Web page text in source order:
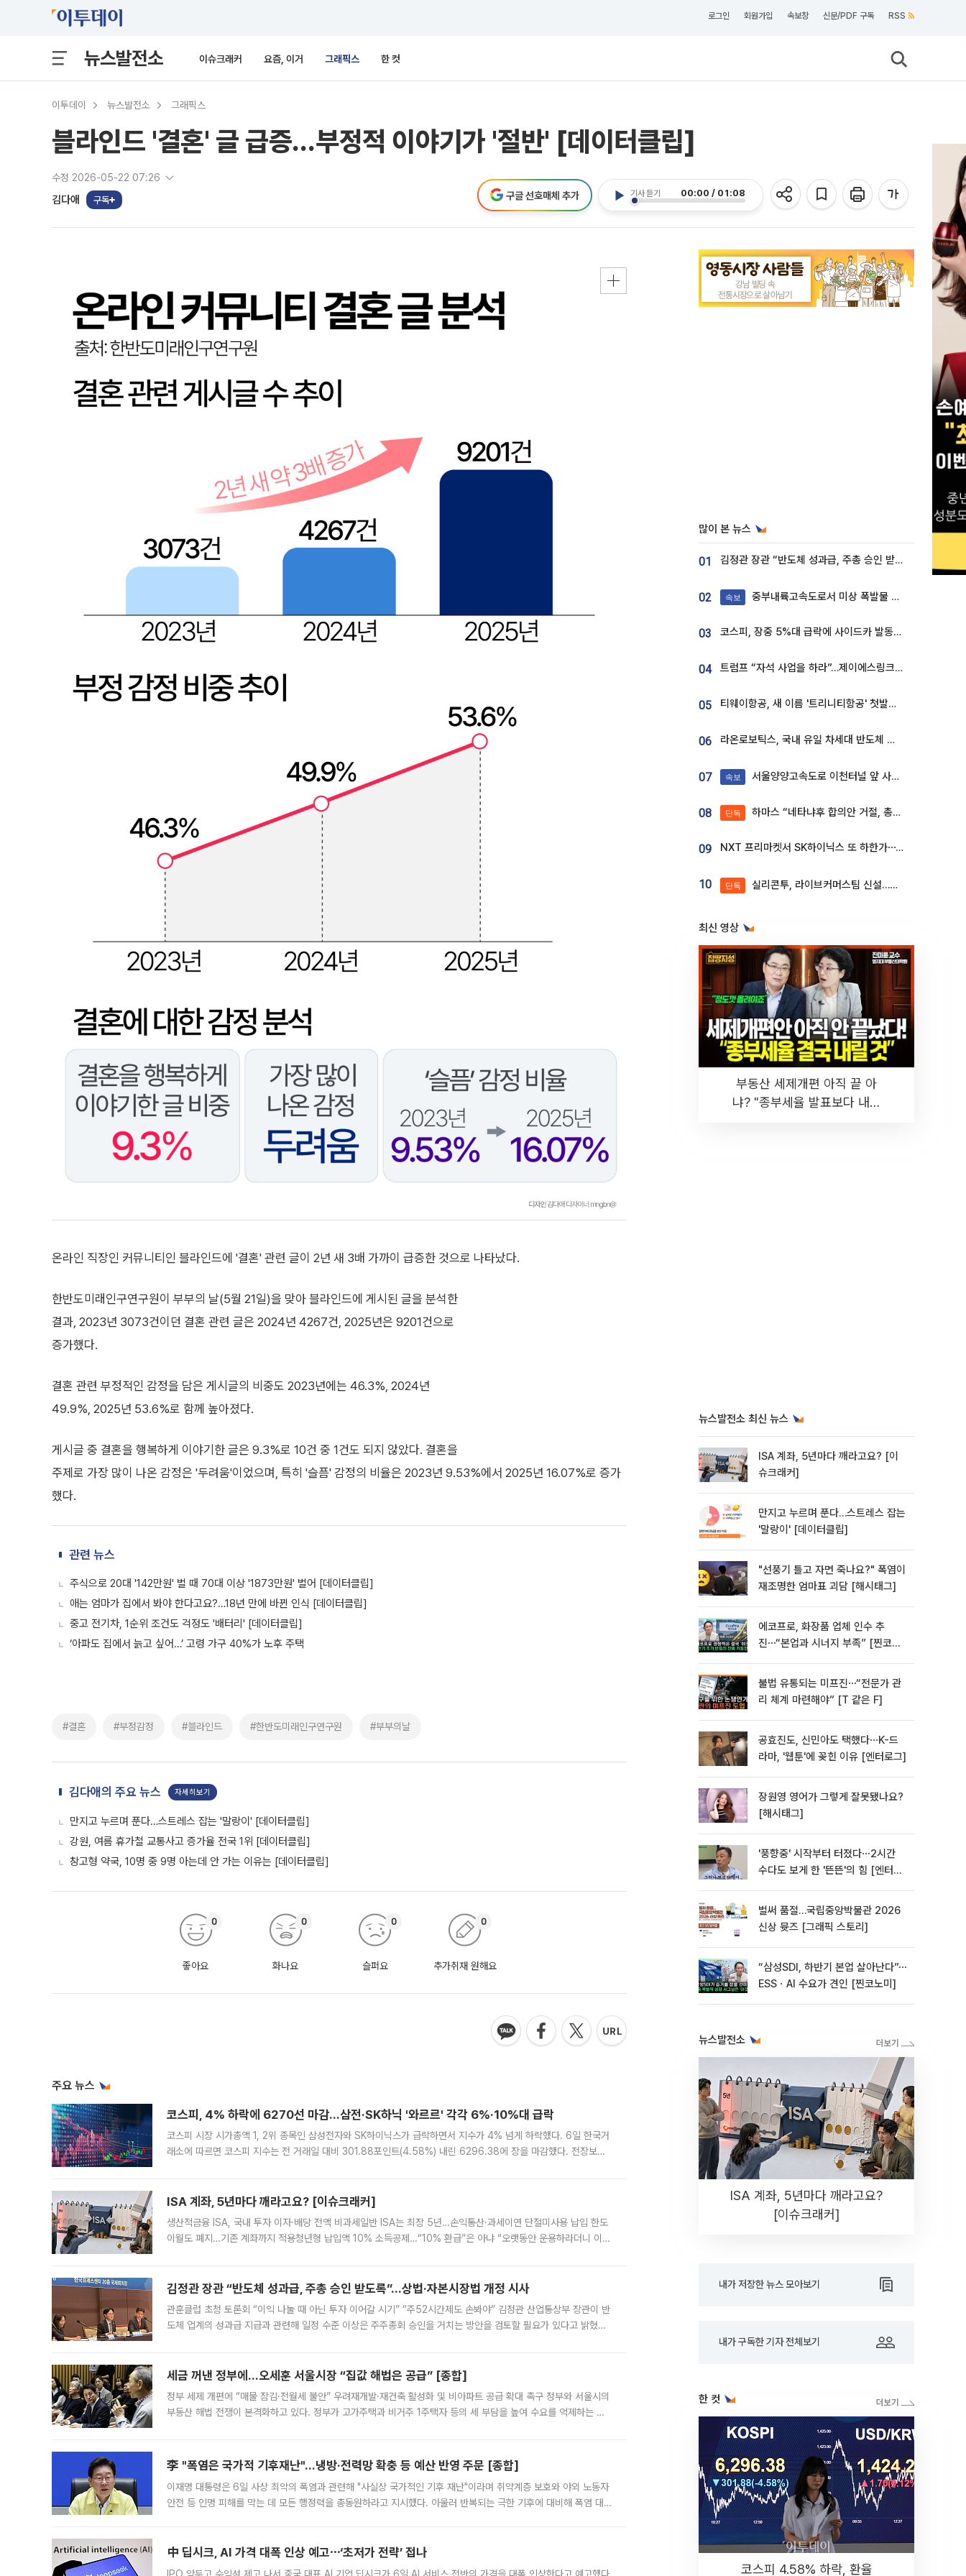
로그인 회원가입 속보창 신문/PDF 구독 RSS
뉴스발전소 이슈크래커 요즘, 이거 그래픽스 한 컷
이투데이 뉴스발전소 그래픽스
블라인드 '결혼' 글 급증…부정적 이야기가 '절반' [데이터클립]
수정 2026-05-22 07:26
김다애 구독
기사 듣기 00:00 / 01:08
구글 선호매체 추가
온라인 직장인 커뮤니티인 블라인드에 '결혼' 관련 글이 2년 새 3배 가까이 급증한 것으로 나타났다.
한반도미래인구연구원이 부부의 날(5월 21일)을 맞아 블라인드에 게시된 글을 분석한
결과, 2023년 3073건이던 결혼 관련 글은 2024년 4267건, 2025년은 9201건으로
증가했다.
결혼 관련 부정적인 감정을 담은 게시글의 비중도 2023년에는 46.3%, 2024년
49.9%, 2025년 53.6%로 함께 높아졌다.
게시글 중 결혼을 행복하게 이야기한 글은 9.3%로 10건 중 1건도 되지 않았다. 결혼을
주제로 가장 많이 나온 감정은 '두려움'이었으며, 특히 '슬픔' 감정의 비율은 2023년 9.53%에서 2025년 16.07%로 증가
했다.
관련 뉴스
주식으로 20대 '142만원' 벌 때 70대 이상 '1873만원' 벌어 [데이터클립]
애는 엄마가 집에서 봐야 한다고요?…18년 만에 바뀐 인식 [데이터클립]
중고 전기차, 1순위 조건도 걱정도 '배터리' [데이터클립]
‘아파도 집에서 늙고 싶어…’ 고령 가구 40%가 노후 주택
#결혼 #부정감정 #블라인드 #한반도미래인구연구원 #부부의날
김다애의 주요 뉴스 자세히보기
만지고 누르며 푼다…스트레스 잡는 '말랑이' [데이터클립]
강원, 여름 휴가철 교통사고 증가율 전국 1위 [데이터클립]
창고형 약국, 10명 중 9명 아는데 안 가는 이유는 [데이터클립]
좋아요
0
화나요
0
슬퍼요
0
추가취재 원해요
0
주요 뉴스
코스피, 4% 하락에 6270선 마감…삼전·SK하닉 '와르르' 각각 6%·10%대 급락
코스피 시장 시가총액 1, 2위 종목인 삼성전자와 SK하이닉스가 급락하면서 지수가 4% 넘게 하락했다. 6일 한국거
래소에 따르면 코스피 지수는 전 거래일 대비 301.88포인트(4.58%) 내린 6296.38에 장을 마감했다. 전장보다
ISA 계좌, 5년마다 깨라고요? [이슈크래커]
생산적금융 ISA, 국내 투자 이자·배당 전액 비과세일반 ISA는 최장 5년…손익통산·과세이연 단절미사용 납입 한도
이월도 폐지…기존 계좌까지 적용청년형 납입액 10% 소득공제…“10% 환급”은 아냐 “오랫동안 운용하라더니 이제
김정관 장관 “반도체 성과급, 주총 승인 받도록”…상법·자본시장법 개정 시사
관훈클럽 초청 토론회 “이익 나눌 때 아닌 투자 이어갈 시기” “주52시간제도 손봐야” 김정관 산업통상부 장관이 반
도체 업계의 성과급 지급과 관련해 일정 수준 이상은 주주총회 승인을 거치는 방안을 검토할 필요가 있다고 밝혔다.
세금 꺼낸 정부에…오세훈 서울시장 “집값 해법은 공급” [종합]
정부 세제 개편에 “매물 잠김·전월세 불안” 우려재개발·재건축 활성화 및 비아파트 공급 확대 촉구 정부와 서울시의
부동산 해법 전쟁이 본격화하고 있다. 정부가 고가주택과 비거주 1주택자 등의 세 부담을 높여 수요를 억제하는 카
李 "폭염은 국가적 기후재난"…냉방·전력망 확충 등 예산 반영 주문 [종합]
이재명 대통령은 6일 사상 최악의 폭염과 관련해 "사실상 국가적인 기후 재난"이라며 취약계층 보호와 야외 노동자
안전 등 인명 피해를 막는 데 모든 행정력을 총동원하라고 지시했다. 아울러 반복되는 극한 기후에 대비해 폭염 대응
中 딥시크, AI 가격 대폭 인상 예고⋯‘초저가 전략’ 접나
많이 본 뉴스
01 김정관 장관 “반도체 성과급, 주총 승인 받도록”…상법·자본시장법 개정 시사
02 속보 중부내륙고속도로서 미상 폭발물 발견
03 코스피, 장중 5%대 급락에 사이드카 발동…삼성·SK 동반 폭락
04 트럼프 “자석 사업을 하라”…제이에스링크, 비중국 영구자석 공급망 구축 속도
05 티웨이항공, 새 이름 '트리니티항공' 첫발…SSC 전략 본격화
06 라온로보틱스, 국내 유일 차세대 반도체 공정 로봇 개발 ‘고객사 테스트 진행’
07 속보 서울양양고속도로 이천터널 앞 사고 발생
08 단독 하마스 “네타냐후 합의안 거절, 총선 앞두고 시간 끌기”
09 NXT 프리마켓서 SK하이닉스 또 하한가⋯‘11주 거래’에 시초가 왜곡
10 단독 실리콘투, 라이브커머스팀 신설…K뷰티 ‘글로벌 판매망’ 확대[K뷰티 라방戰]
최신 영상
부동산 세제개편 아직 끝 아
냐? "종부세율 발표보다 내릴
뉴스발전소 최신 뉴스
ISA 계좌, 5년마다 깨라고요? [이
슈크래커]
만지고 누르며 푼다…스트레스 잡는
'말랑이' [데이터클립]
"선풍기 틀고 자면 죽나요?" 폭염이
재조명한 엄마표 괴담 [해시태그]
에코프로, 화장품 업체 인수 추
진⋯“본업과 시너지 부족” [찐코노
불법 유통되는 미프진⋯“전문가 관
리 체계 마련해야” [T 같은 F]
공효진도, 신민아도 택했다⋯K-드
라마, '웹툰'에 꽂힌 이유 [엔터로그]
장원영 영어가 그렇게 잘못됐나요?
[해시태그]
'풍향중' 시작부터 터졌다⋯2시간
수다도 보게 한 '뜬뜬'의 힘 [엔터로
벌써 품절…국립중앙박물관 2026
신상 뮷즈 [그래픽 스토리]
“삼성SDI, 하반기 본업 살아난다”⋯
ESSㆍAI 수요가 견인 [찐코노미]
뉴스발전소
ISA 계좌, 5년마다 깨라고요?
[이슈크래커]
내가 저장한 뉴스 모아보기
내가 구독한 기자 전체보기
한 컷
코스피 4.58% 하락, 환율